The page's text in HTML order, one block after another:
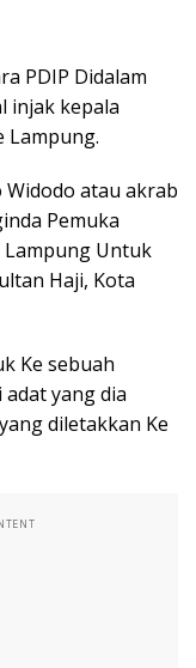
PDIP Didalam
injak kepala
Lampung.
Widodo atau akrab
Pemuka
Lampung Untuk
Haji, Kota
Ke sebuah
yang dia
diletakkan Ke